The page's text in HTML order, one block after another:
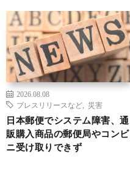
2026.08.08
プレスリリースなど
災害
日本郵便でシステム障害、通
販購入商品の郵便局やコンビ
ニ受け取りできず